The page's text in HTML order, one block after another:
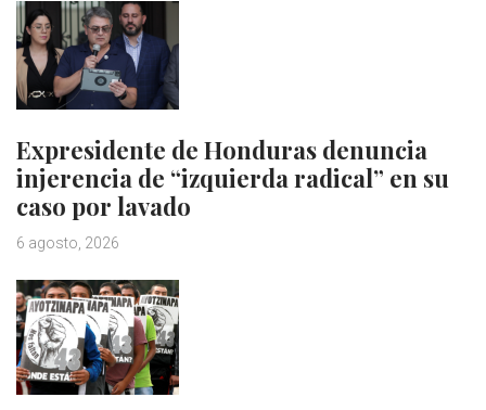
Expresidente de Honduras denuncia
injerencia de “izquierda radical” en su
caso por lavado
6 agosto, 2026